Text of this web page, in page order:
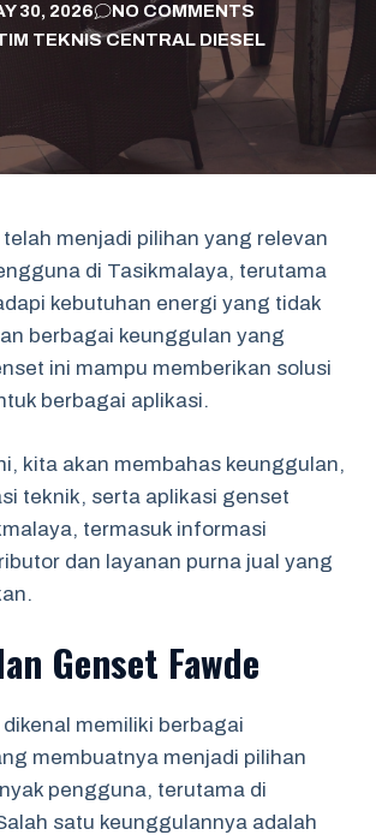
30, 2026
NO COMMENTS
TEKNIS CENTRAL DIESEL
menjadi pilihan yang relevan
di Tasikmalaya, terutama
kebutuhan energi yang tidak
berbagai keunggulan yang
ini mampu memberikan solusi
berbagai aplikasi.
kita akan membahas keunggulan,
teknik, serta aplikasi genset
termasuk informasi
dan layanan purna jual yang
Genset Fawde
memiliki berbagai
membuatnya menjadi pilihan
pengguna, terutama di
satu keunggulannya adalah